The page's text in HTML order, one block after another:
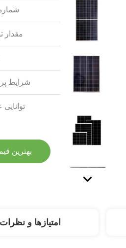
مقدار
شرایط
بهترین
امتیازها و نظرات